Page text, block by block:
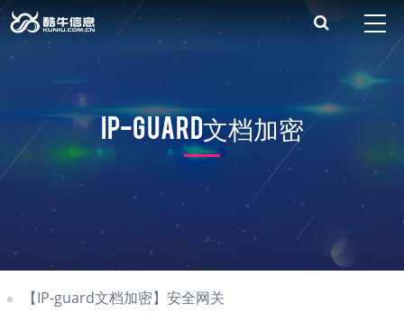
首页
产品展示
解决方案
数据安全大讲堂
联系我们
IP-guard文档加密
【IP-guard文档加密】安全网关